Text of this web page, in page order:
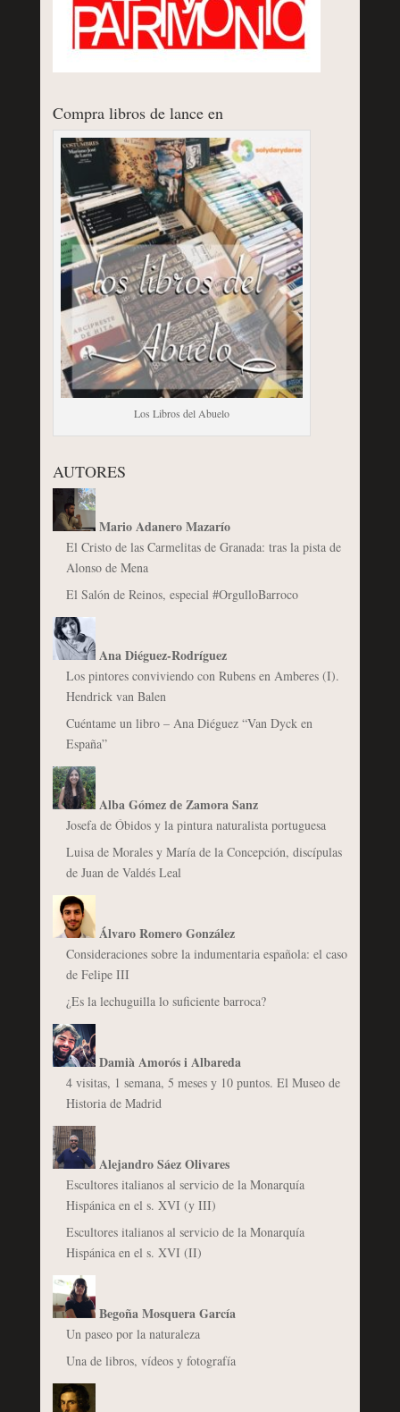
Compra libros de lance en
Los Libros del Abuelo
AUTORES
Mario Adanero Mazarío
El Cristo de las Carmelitas de Granada: tras la pista de
Alonso de Mena
El Salón de Reinos, especial #OrgulloBarroco
Ana Diéguez-Rodríguez
Los pintores conviviendo con Rubens en Amberes (I).
Hendrick van Balen
Cuéntame un libro – Ana Diéguez “Van Dyck en
España”
Alba Gómez de Zamora Sanz
Josefa de Óbidos y la pintura naturalista portuguesa
Luisa de Morales y María de la Concepción, discípulas
de Juan de Valdés Leal
Álvaro Romero González
Consideraciones sobre la indumentaria española: el caso
de Felipe III
¿Es la lechuguilla lo suficiente barroca?
Damià Amorós i Albareda
4 visitas, 1 semana, 5 meses y 10 puntos. El Museo de
Historia de Madrid
Alejandro Sáez Olivares
Escultores italianos al servicio de la Monarquía
Hispánica en el s. XVI (y III)
Escultores italianos al servicio de la Monarquía
Hispánica en el s. XVI (II)
Begoña Mosquera García
Un paseo por la naturaleza
Una de libros, vídeos y fotografía